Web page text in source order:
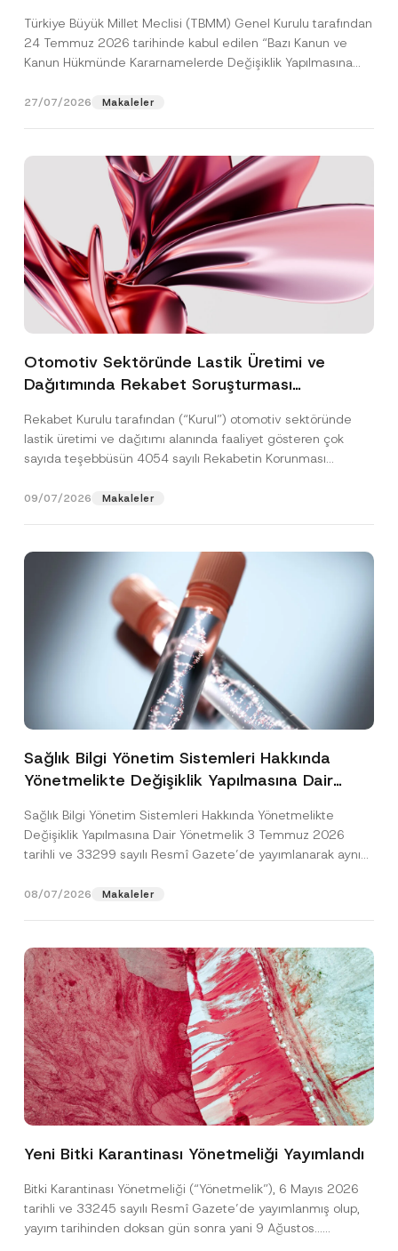
Türkiye Büyük Millet Meclisi (TBMM) Genel Kurulu tarafından
24 Temmuz 2026 tarihinde kabul edilen “Bazı Kanun ve
Kanun Hükmünde Kararnamelerde Değişiklik Yapılmasına
27/07/2026 Makaleler
Otomotiv Sektöründe Lastik Üretimi ve
Dağıtımında Rekabet Soruşturması
Cezasına Hükmedilmiştir
Rekabet Kurulu tarafından (“Kurul”) otomotiv sektöründe
lastik üretimi ve dağıtımı alanında faaliyet gösteren çok
sayıda teşebbüsün 4054 sayılı Rekabetin Korunması
09/07/2026 Makaleler
Sağlık Bilgi Yönetim Sistemleri Hakkında
Yönetmelikte Değişiklik Yapılmasına Dair
Sağlık Bilgi Yönetim Sistemleri Hakkında Yönetmelikte
Değişiklik Yapılmasına Dair Yönetmelik 3 Temmuz 2026
tarihli ve 33299 sayılı Resmî Gazete’de yayımlanarak aynı
08/07/2026 Makaleler
Yeni Bitki Karantinası Yönetmeliği Yayımlandı
Bitki Karantinası Yönetmeliği (“Yönetmelik”), 6 Mayıs 2026
tarihli ve 33245 sayılı Resmî Gazete’de yayımlanmış olup,
yayım tarihinden doksan gün sonra yani 9 Ağustos...
Ad*
Firma